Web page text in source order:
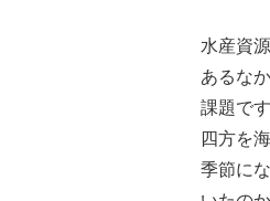
水産資
あるな
課題です
四方を
季節に